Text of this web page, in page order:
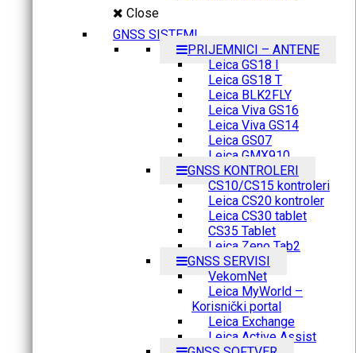
Close
GNSS SISTEMI
PRIJEMNICI – ANTENE
Leica GS18 I
Leica GS18 T
Leica BLK2FLY
Leica Viva GS16
Leica Viva GS14
Leica GS07
Leica GMX910
GNSS KONTROLERI
CS10/CS15 kontroleri
Leica CS20 kontroler
Leica CS30 tablet
CS35 Tablet
Leica Zeno Tab2
GNSS SERVISI
VekomNet
Leica MyWorld –
Korisnički portal
Leica Exchange
Leica Active Assist